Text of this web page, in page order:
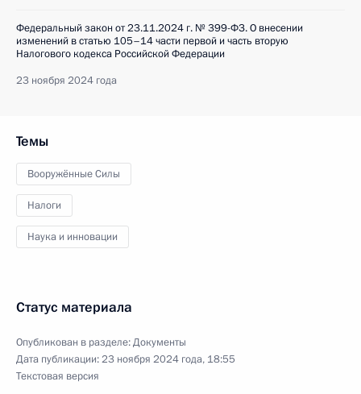
Федеральный закон от 23.11.2024 г. № 399-ФЗ. О внесении
изменений в статью 105–14 части первой и часть вторую
Налогового кодекса Российской Федерации
23 ноября 2024 года
Темы
Вооружённые Силы
Налоги
Наука и инновации
Статус материала
Опубликован в разделе:Документы
Дата публикации:23 ноября 2024 года, 18:55
Текстовая версия